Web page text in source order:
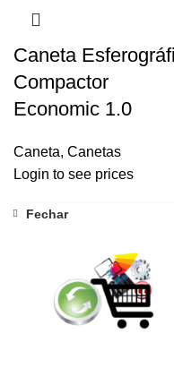
Caneta
Compactor
Economic 1.0
Caneta, Canetas
Login to see prices
Fechar